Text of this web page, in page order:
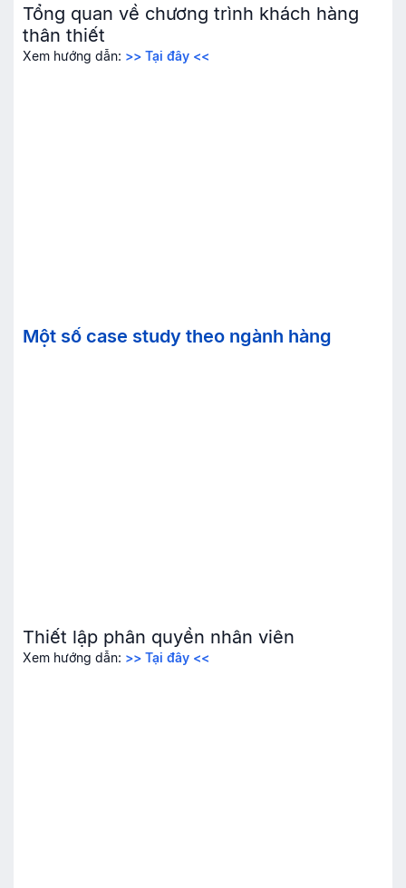
Tổng quan về chương trình khách hàng
thân thiết
Xem hướng dẫn: >> Tại đây <<
Một số case study theo ngành hàng
Thiết lập phân quyền nhân viên
Xem hướng dẫn: >> Tại đây <<